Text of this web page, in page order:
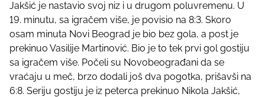
Jakšić je nastavio svoj niz i u drugom poluvremenu. U
19. minutu, sa igračem više, je povisio na 8:3. Skoro
osam minuta Novi Beograd je bio bez gola, a post je
prekinuo Vasilije Martinović. Bio je to tek prvi gol gostiju
sa igračem više. Počeli su Novobeograđani da se
vraćaju u meč, brzo dodali još dva pogotka, prišavši na
6:8. Seriju gostiju je iz peterca prekinuo Nikola Jakšić,